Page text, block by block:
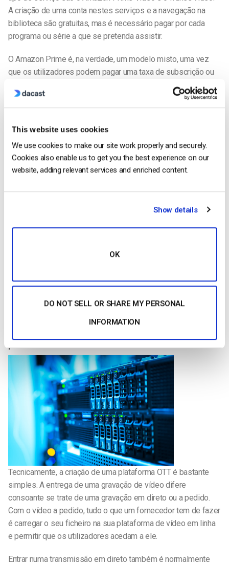
This website uses cookies
We use cookies to make our site work properly and securely.
Cookies also enable us to get you the best experience on our
website, adding relevant services and enriched content.
Show details
OK
DO NOT SELL OR SHARE MY PERSONAL
INFORMATION
A criação de uma conta nestes serviços e a navegação na
biblioteca são gratuitas, mas é necessário pagar por cada
programa ou série a que se pretenda assistir.
O Amazon Prime é, na verdade, um modelo misto, uma vez
que os utilizadores podem pagar uma taxa de subscrição ou
comprar o acesso a programas e filmes individualmente.
Estes serviços têm algumas vantagens. Por um lado, a
utilizadores só quiserem aceder a um filme ou a um programa
aqui e ali, podem tornar-se clientes pagantes. No entanto, isto
pode levar os utilizadores que, de outra forma, pagariam uma
taxa de subscrição mensal mais elevada a comprar menos
O TVOD tende a ter uma receita por visualização mais
disponível há já algum tempo através de descodificadores.
Uma plataforma como a Dacast oferece um serviço de marca
modelos de receitas.
partir do zero
Tecnicamente, a criação de uma plataforma OTT é bastante
simples. A entrega de uma gravação de vídeo difere
consoante se trate de uma gravação em direto ou a pedido.
Com o vídeo a pedido, tudo o que um fornecedor tem de fazer
é carregar o seu ficheiro na sua plataforma de vídeo em linha
e permitir que os utilizadores acedam a ele.
Entrar numa transmissão em direto também é normalmente